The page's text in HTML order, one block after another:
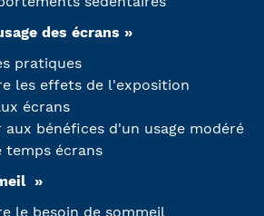
des écrans »
pratiques
les effets de l'exposition
écrans
aux bénéfices d'un usage modéré
temps écrans
»
le besoin de sommeil